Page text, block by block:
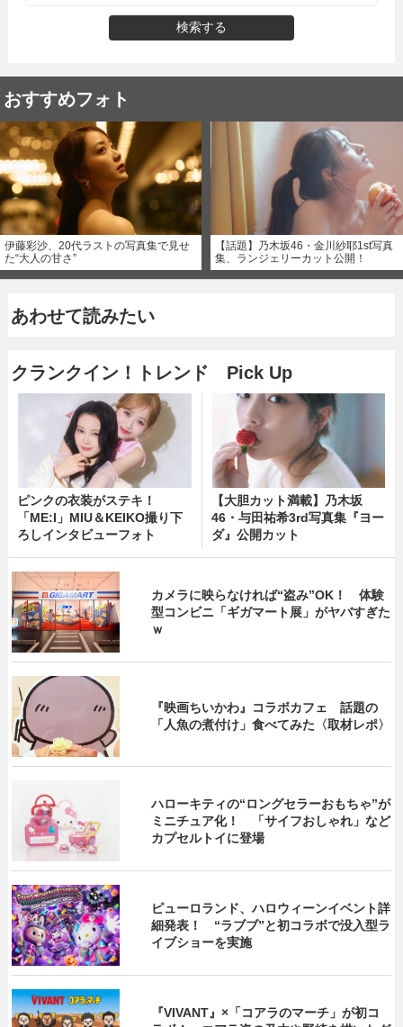
検索する
おすすめフォト
伊藤彩沙、20代ラストの写真集で見せ
た“大人の甘さ”
【話題】乃木坂46・金川紗耶1st写真
集、ランジェリーカット公開！
あわせて読みたい
クランクイン！トレンド Pick Up
ピンクの衣装がステキ！
「ME:I」MIU＆KEIKO撮り下
ろしインタビューフォト
【大胆カット満載】乃木坂
46・与田祐希3rd写真集『ヨー
ダ』公開カット
カメラに映らなければ“盗み”OK！ 体験
型コンビニ「ギガマート展」がヤバすぎた
ｗ
『映画ちいかわ』コラボカフェ 話題の
「人魚の煮付け」食べてみた〈取材レポ〉
ハローキティの“ロングセラーおもちゃ”が
ミニチュア化！ 「サイフおしゃれ」など
カプセルトイに登場
ピューロランド、ハロウィーンイベント詳
細発表！ “ラブブ”と初コラボで没入型ラ
イブショーを実施
『VIVANT』×「コアラのマーチ」が初コ